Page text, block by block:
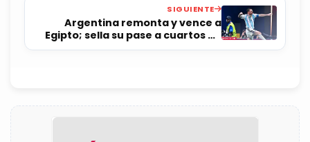
SIGUIENTE
Argentina remonta y vence a
Egipto; sella su pase a cuartos de
final